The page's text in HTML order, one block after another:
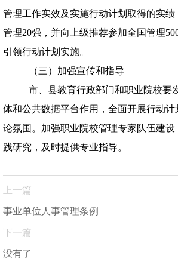
管理工作实效及实施行动计划取得的实
管理20强，并向上级推荐参加全国管理
引领行动计划实施。
（三）加强宣传和指导
市、县教育行政部门和职业院校要
体和公共数据平台作用，全面开展行动
论氛围。加强职业院校管理专家队伍建
践研究，及时提供专业指导。
上一篇
事业单位人事管理条例
下一篇
没有了